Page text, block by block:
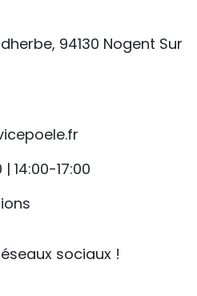
94130 Nogent Sur
14:00-17:00
sociaux !